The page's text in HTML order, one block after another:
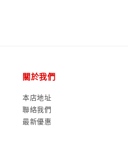
關於我們
本店地址
聯絡我們
最新優惠